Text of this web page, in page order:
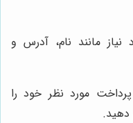
نیاز مانند نام، آدرس و
مورد نظر خود را
دهید.